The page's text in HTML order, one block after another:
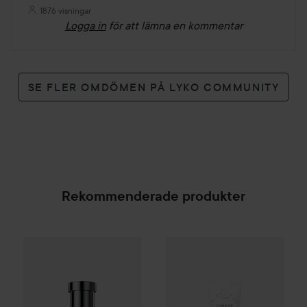
1876 visningar
Logga in för att lämna en kommentar
SE FLER OMDÖMEN PÅ LYKO COMMUNITY
Rekommenderade produkter